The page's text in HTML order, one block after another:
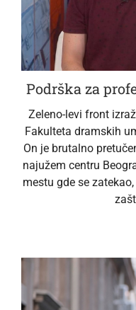
Podrška za
Zeleno-levi front
Fakulteta dramskih
On je brutalno
najužem centru
mestu gde se